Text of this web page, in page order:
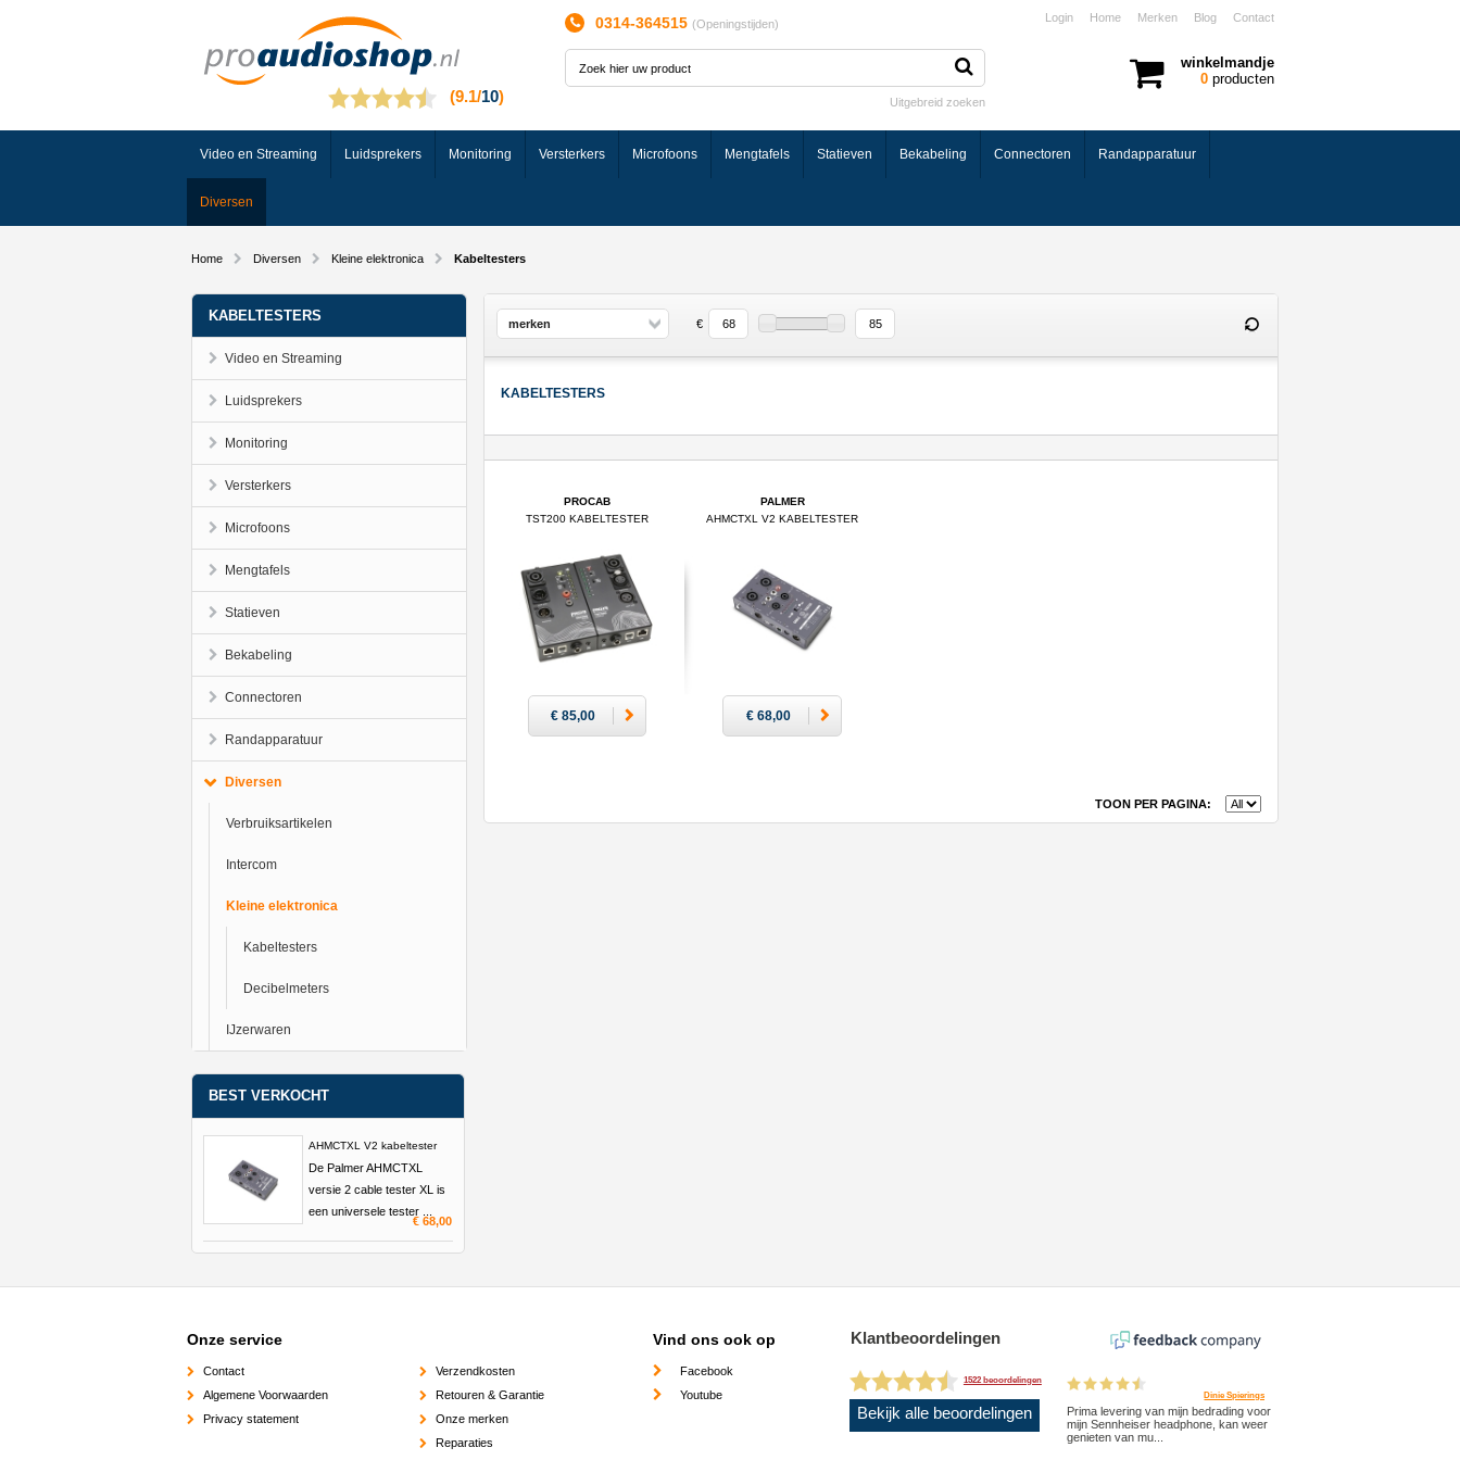
Login Home Merken Blog Contact
winkelmandje
0producten
0314-364515 (Openingstijden)
Uitgebreid zoeken
Video en Streaming Luidsprekers Monitoring Versterkers Microfoons Mengtafels Statieven Bekabeling Connectoren Randapparatuur
Diversen
Home Diversen Kleine elektronica Kabeltesters
KABELTESTERS
Video en Streaming
Luidsprekers
Monitoring
Versterkers
Microfoons
Mengtafels
Statieven
Bekabeling
Connectoren
Randapparatuur
Diversen
Verbruiksartikelen
Intercom
Kleine elektronica
Kabeltesters
Decibelmeters
IJzerwaren
BEST VERKOCHT
AHMCTXL V2 kabeltester
De Palmer AHMCTXL
versie 2 cable tester XL is
een universele tester ...
€ 68,00
merken €
KABELTESTERS
PROCAB
TST200 KABELTESTER
€ 85,00
PALMER
AHMCTXL V2 KABELTESTER
€ 68,00
TOON PER PAGINA:
Onze service
Contact
Algemene Voorwaarden
Privacy statement
Verzendkosten
Retouren & Garantie
Onze merken
Reparaties
Vind ons ook op
Facebook
Youtube
Klantbeoordelingen
1522 beoordelingen
Bekijk alle beoordelingen
Dinie Spierings
Prima levering van mijn bedrading voor
mijn Sennheiser headphone, kan weer
genieten van mu...